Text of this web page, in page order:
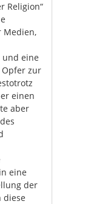
Religion“
Medien,
eine
zur
einen
aber
eine
der
diese